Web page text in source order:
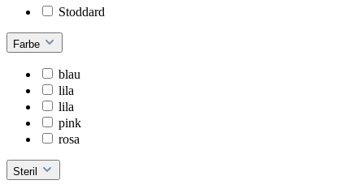
Stoddard
Farbe
blau
lila
lila
pink
rosa
Steril